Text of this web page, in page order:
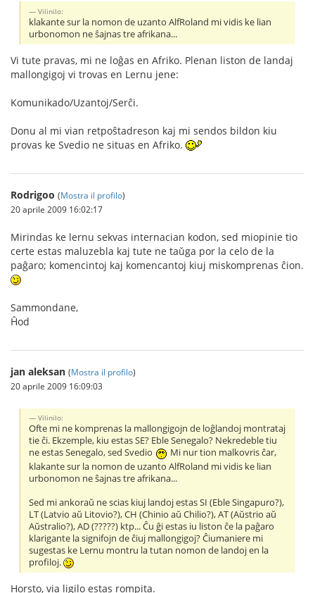
Vilinilo:
klakante sur la nomon de uzanto AlfRoland mi vidis ke lian
urbonomon ne ŝajnas tre afrikana...
Vi tute pravas, mi ne loĝas en Afriko. Plenan liston de landaj
mallongigoj vi trovas en Lernu jene:
Komunikado/Uzantoj/Serĉi.
Donu al mi vian retpoŝtadreson kaj mi sendos bildon kiu
provas ke Svedio ne situas en Afriko.
Rodrigoo (Mostra il profilo)
20 aprile 2009 16:02:17
Mirindas ke lernu sekvas internacian kodon, sed miopinie tio
certe estas maluzebla kaj tute ne taŭga por la celo de la
paĝaro; komencintoj kaj komencantoj kiuj miskomprenas ĉion.
Sammondane,
Ĥod
jan aleksan (Mostra il profilo)
20 aprile 2009 16:09:03
Vilinilo:
Ofte mi ne komprenas la mallongigojn de loĝlandoj montrataj
tie ĉi. Ekzemple, kiu estas SE? Eble Senegalo? Nekredeble tiu
ne estas Senegalo, sed Svedio
Mi nur tion malkovris ĉar,
klakante sur la nomon de uzanto AlfRoland mi vidis ke lian
urbonomon ne ŝajnas tre afrikana...
Sed mi ankoraŭ ne scias kiuj landoj estas SI (Eble Singapuro?),
LT (Latvio aŭ Litovio?), CH (Chinio aŭ Chilio?), AT (Aŭstrio aŭ
Aŭstralio?), AD (?????) ktp... Ĉu ĝi estas iu liston ĉe la paĝaro
klarigante la signifojn de ĉiuj mallongigoj? Ĉiumaniere mi
sugestas ke Lernu montru la tutan nomon de landoj en la
profiloj.
Horsto, via ligilo estas rompita.